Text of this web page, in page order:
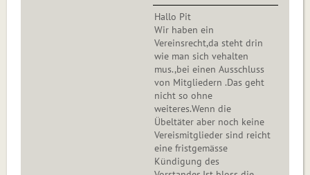
Hallo Pit
Wir haben ein
Vereinsrecht,da steht drin
wie man sich vehalten
mus.,bei einen Ausschluss
von Mitgliedern .Das geht
nicht so ohne
weiteres.Wenn die
Übeltäter aber noch keine
Vereismitglieder sind reicht
eine fristgemässe
Kündigung des